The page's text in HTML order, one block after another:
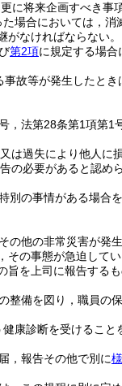
に将来企画すべき事
場合においては，
なければならない。
第2項に規定する場合
事故等が発生したと
，法第28条第1項第
は過失により他人に
の必要があると認め
別の事情がある場合
の他の非常災害が発
その事態が急迫して
を上司に報告するも
整備を図り，職員の
康診断を受けること
，報告その他で別に